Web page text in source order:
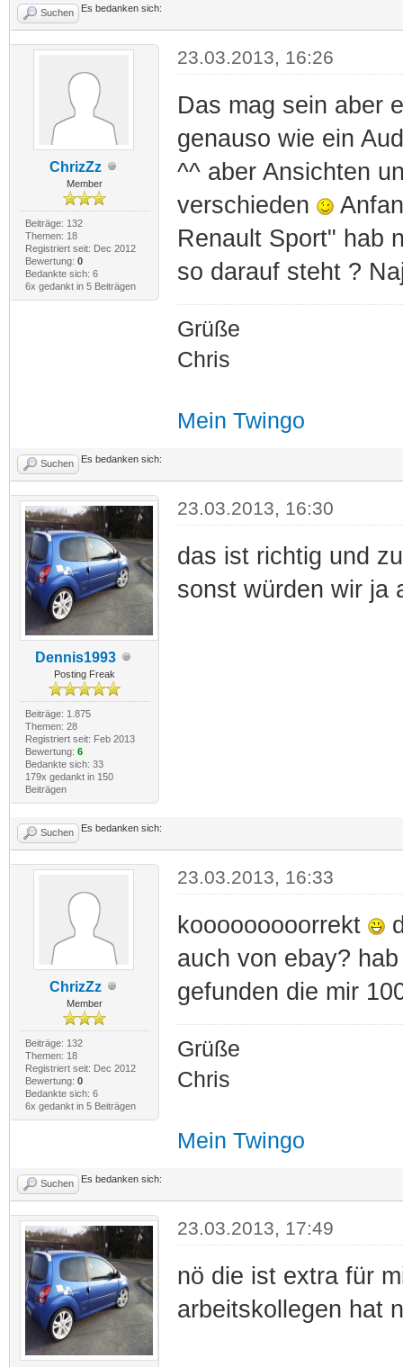
Suchen Es bedanken sich:
ChrizZz
Member
Beiträge: 132
Themen: 18
Registriert seit: Dec 2012
Bewertung: 0
Bedankte sich: 6
6x gedankt in 5 Beiträgen
23.03.2013, 16:26
Das mag sein aber
genauso wie ein
^^ aber Ansichten
verschieden
Renault Sport" hab
so darauf steht ?
Grüße
Chris
Mein Twingo
Suchen Es bedanken sich:
Dennis1993
Posting Freak
Beiträge: 1.875
Themen: 28
Registriert seit: Feb 2013
Bewertung: 6
Bedankte sich: 33
179x gedankt in 150
Beiträgen
23.03.2013, 16:30
das ist richtig und
sonst würden wir ja
Suchen Es bedanken sich:
ChrizZz
Member
Beiträge: 132
Themen: 18
Registriert seit: Dec 2012
Bewertung: 0
Bedankte sich: 6
6x gedankt in 5 Beiträgen
23.03.2013, 16:33
kooooooooorrekt
auch von ebay?
gefunden die mir
Grüße
Chris
Mein Twingo
Suchen Es bedanken sich:
23.03.2013, 17:49
nö die ist extra für
arbeitskollegen hat